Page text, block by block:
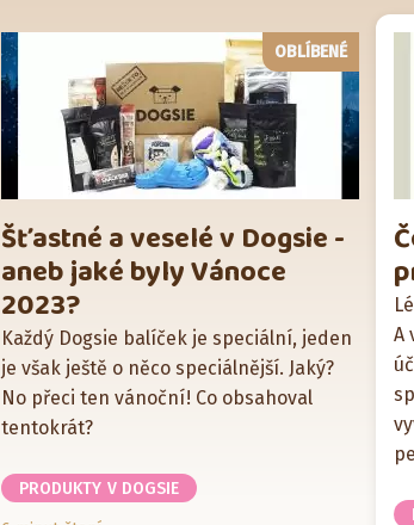
OBLÍBENÉ
Šťastné a veselé v Dogsie -
aneb jaké byly Vánoce
2023?
Každý Dogsie balíček je speciální, jeden
je však ještě o něco speciálnější. Jaký?
No přeci ten vánoční! Co obsahoval
tentokrát?
PRODUKTY V DOGSIE
A